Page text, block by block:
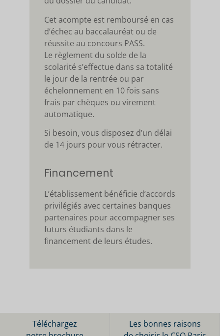
Cet acompte est remboursé en cas
d’échec au baccalauréat ou de
réussite au concours PASS.
Le règlement du solde de la
scolarité s’effectue dans sa totalité
le jour de la rentrée ou par
échelonnement en 10 fois sans
frais par chèques ou virement
automatique.
Si besoin, vous disposez d’un délai
de 14 jours pour vous rétracter.
Financement
L’établissement bénéficie d’accords
privilégiés avec certaines banques
partenaires pour accompagner ses
futurs étudiants dans le
financement de leurs études.
Téléchargez
Les bonnes raisons